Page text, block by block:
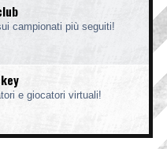
campionati più seguiti!
e giocatori virtuali!